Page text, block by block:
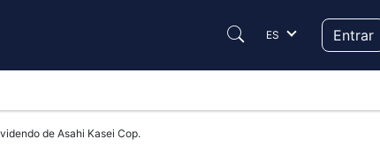
ES Entrar
de Asahi Kasei Cop.